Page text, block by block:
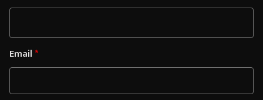
Email*